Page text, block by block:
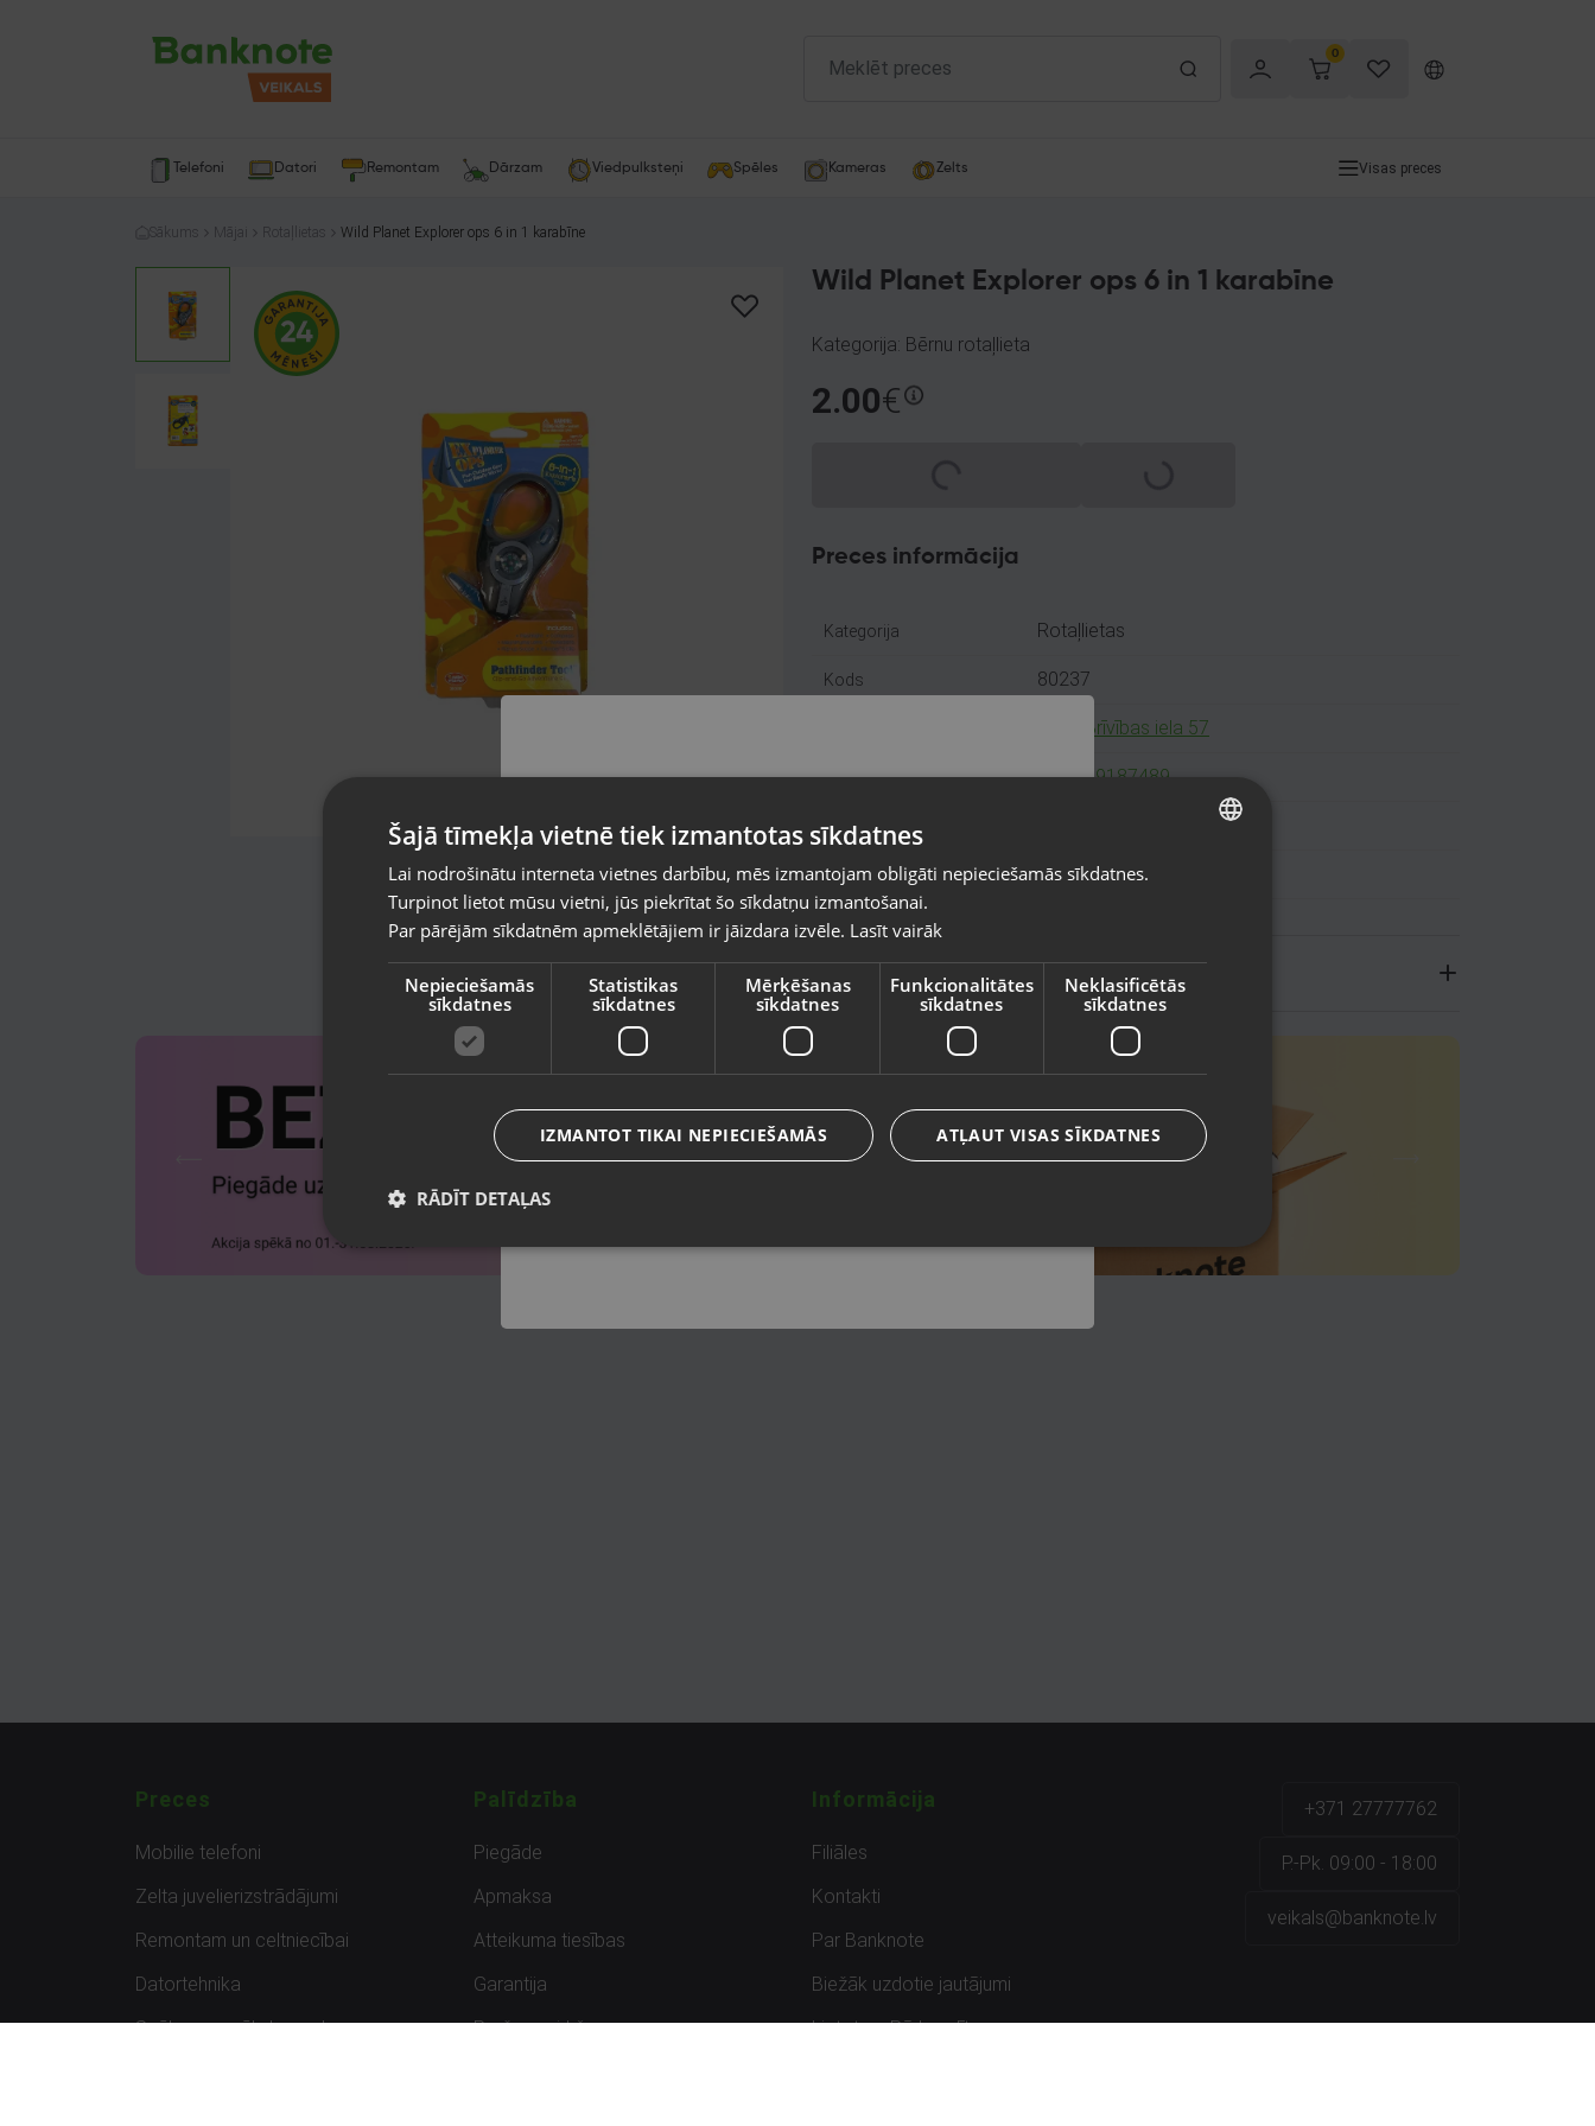
0
Telefoni Datori Remontam Dārzam Viedpulksteņi Spēles Kameras Zelts Visas preces
Sākums Mājai Rotaļlietas Wild Planet Explorer ops 6 in 1 karabīne
Wild Planet Explorer ops 6 in 1 karabīne
Kategorija: Bērnu rotaļlieta
2.00€
Spinning
Spinning
Preces informācija
Kategorija Rotaļlietas
Kods 80237
Balvi, Brīvības iela 57
Telefona numurs: +371 29187489
Stāvoklis Jauns (Garantija 24 mēneši)
Komplektācija Oriģinālais iepakojums
Piegādes veidi
Preces
Mobilie telefoni
Zelta juvelierizstrādājumi
Remontam un celtniecībai
Datortehnika
Spēles un spēļu konsoles
Palīdzība
Piegāde
Apmaksa
Atteikuma tiesības
Garantija
Preču uzpirkšana
Informācija
Filiāles
Kontakti
Par Banknote
Biežāk uzdotie jautājumi
Lietots – Pārbaudīts
+371 27777762
P.-Pk. 09:00 - 18:00
veikals@banknote.lv
valsti
Vietnes saturs būs attēlots izvēlētajā valodā
Valsts
Valoda
Latviešu / Latvian
Šajā tīmekļa vietnē tiek izmantotas sīkdatnes
Lai nodrošinātu interneta vietnes darbību, mēs izmantojam obligāti nepieciešamās sīkdatnes.
Turpinot lietot mūsu vietni, jūs piekrītat šo sīkdatņu izmantošanai.
Par pārējām sīkdatnēm apmeklētājiem ir jāizdara izvēle. Lasīt vairāk
Nepieciešamās
sīkdatnes
Statistikas
sīkdatnes
Mērķēšanas
sīkdatnes
Funkcionalitātes
sīkdatnes
Neklasificētās
sīkdatnes
ATĻAUT VISAS SĪKDATNES
IZMANTOT TIKAI NEPIECIEŠAMĀS
RĀDĪT DETAĻAS